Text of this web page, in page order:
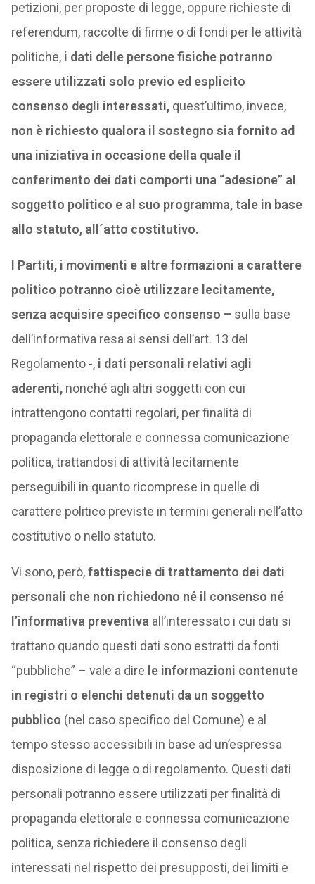
petizioni, per proposte di legge, oppure richieste di
referendum, raccolte di firme o di fondi per le attività
politiche,i dati delle persone fisiche potranno
essere utilizzati solo previo ed esplicito
consenso degli interessati, quest’ultimo, invece,
non è richiesto qualora il sostegno sia fornito ad
una iniziativa in occasione della quale il
conferimento dei dati comporti una “adesione” al
soggetto politico e al suo programma, tale in base
allo statuto, all´atto costitutivo.
I Partiti, i movimenti e altre formazioni a carattere
politico potranno cioè utilizzare lecitamente,
senza acquisire specifico consenso – sulla base
dell’informativa resa ai sensi dell’art. 13 del
Regolamento -, i dati personali relativi agli
aderenti, nonché agli altri soggetti con cui
intrattengono contatti regolari, per finalità di
propaganda elettorale e connessa comunicazione
politica, trattandosi di attività lecitamente
perseguibili in quanto ricomprese in quelle di
carattere politico previste in termini generali nell’atto
costitutivo o nello statuto.
Vi sono, però,fattispecie di trattamento dei dati
personali che non richiedono né il consenso né
l’informativa preventiva all’interessato i cui dati si
trattano quando questi dati sono estratti da fonti
“pubbliche” – vale a dire le informazioni contenute
in registri o elenchi detenuti da un soggetto
pubblico (nel caso specifico del Comune) e al
tempo stesso accessibili in base ad un’espressa
disposizione di legge o di regolamento. Questi dati
personali potranno essere utilizzati per finalità di
propaganda elettorale e connessa comunicazione
politica, senza richiedere il consenso degli
interessati nel rispetto dei presupposti, dei limiti e